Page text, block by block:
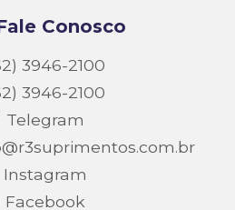
Conosco
3946-2100
3946-2100
Telegram
Instagram
Facebook